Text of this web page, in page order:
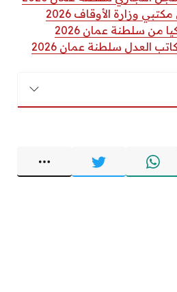
وزارة الأوقاف 2026
من سلطنة عمان 2026
العدل سلطنة عمان 2026